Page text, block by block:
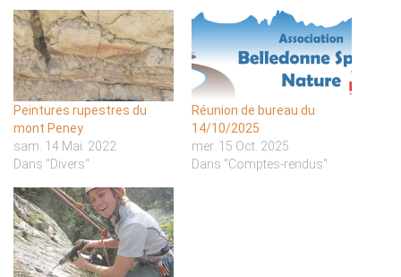
Peintures rupestres du
mont Peney
sam. 14 Mai. 2022
Dans "Divers"
Réunion de bureau du
14/10/2025
mer. 15 Oct. 2025
Dans "Comptes-rendus"